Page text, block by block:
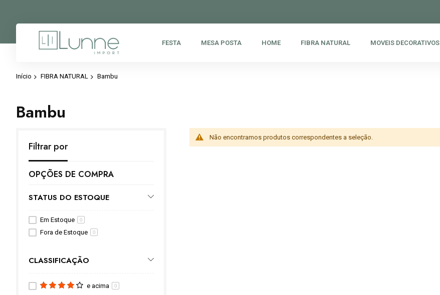
FESTA MESA POSTA HOME FIBRA NATURAL MOVEIS DECORATIVOS
Início FIBRA NATURAL Bambu
Bambu
Não encontramos produtos correspondentes a seleção.
Filtrar por
OPÇÕES DE COMPRA
STATUS DO ESTOQUE
Em Estoque 0
Fora de Estoque 0
CLASSIFICAÇÃO
e acima 0